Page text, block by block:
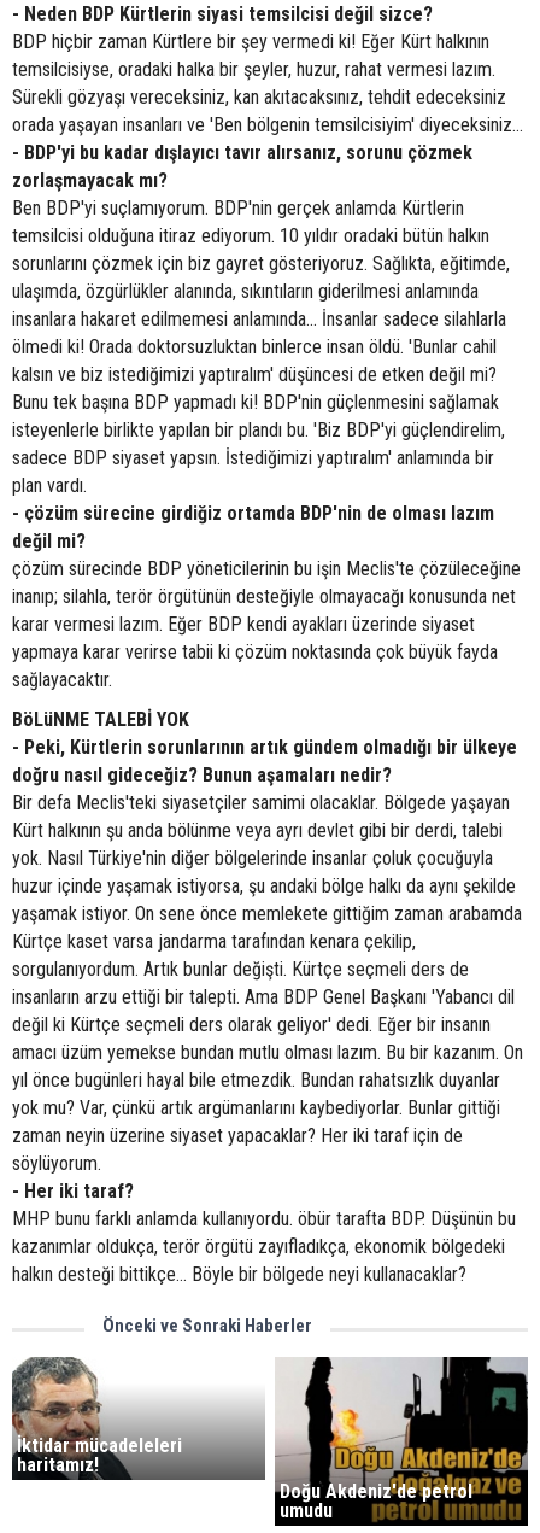
- Neden BDP Kürtlerin siyasi temsilcisi değil sizce?
BDP hiçbir zaman Kürtlere bir şey vermedi ki! Eğer Kürt halkının
temsilcisiyse, oradaki halka bir şeyler, huzur, rahat vermesi lazım.
Sürekli gözyaşı vereceksiniz, kan akıtacaksınız, tehdit edeceksiniz
orada yaşayan insanları ve 'Ben bölgenin temsilcisiyim' diyeceksiniz...
- BDP'yi bu kadar dışlayıcı tavır alırsanız, sorunu çözmek
zorlaşmayacak mı?
Ben BDP'yi suçlamıyorum. BDP'nin gerçek anlamda Kürtlerin
temsilcisi olduğuna itiraz ediyorum. 10 yıldır oradaki bütün halkın
sorunlarını çözmek için biz gayret gösteriyoruz. Sağlıkta, eğitimde,
ulaşımda, özgürlükler alanında, sıkıntıların giderilmesi anlamında
insanlara hakaret edilmemesi anlamında... İnsanlar sadece silahlarla
ölmedi ki! Orada doktorsuzluktan binlerce insan öldü. 'Bunlar cahil
kalsın ve biz istediğimizi yaptıralım' düşüncesi de etken değil mi?
Bunu tek başına BDP yapmadı ki! BDP'nin güçlenmesini sağlamak
isteyenlerle birlikte yapılan bir plandı bu. 'Biz BDP'yi güçlendirelim,
sadece BDP siyaset yapsın. İstediğimizi yaptıralım' anlamında bir
plan vardı.
- çözüm sürecine girdiğiz ortamda BDP'nin de olması lazım
değil mi?
çözüm sürecinde BDP yöneticilerinin bu işin Meclis'te çözüleceğine
inanıp; silahla, terör örgütünün desteğiyle olmayacağı konusunda net
karar vermesi lazım. Eğer BDP kendi ayakları üzerinde siyaset
yapmaya karar verirse tabii ki çözüm noktasında çok büyük fayda
sağlayacaktır.
BöLüNME TALEBİ YOK
- Peki, Kürtlerin sorunlarının artık gündem olmadığı bir ülkeye
doğru nasıl gideceğiz? Bunun aşamaları nedir?
Bir defa Meclis'teki siyasetçiler samimi olacaklar. Bölgede yaşayan
Kürt halkının şu anda bölünme veya ayrı devlet gibi bir derdi, talebi
yok. Nasıl Türkiye'nin diğer bölgelerinde insanlar çoluk çocuğuyla
huzur içinde yaşamak istiyorsa, şu andaki bölge halkı da aynı şekilde
yaşamak istiyor. On sene önce memlekete gittiğim zaman arabamda
Kürtçe kaset varsa jandarma tarafından kenara çekilip,
sorgulanıyordum. Artık bunlar değişti. Kürtçe seçmeli ders de
insanların arzu ettiği bir talepti. Ama BDP Genel Başkanı 'Yabancı dil
değil ki Kürtçe seçmeli ders olarak geliyor' dedi. Eğer bir insanın
amacı üzüm yemekse bundan mutlu olması lazım. Bu bir kazanım. On
yıl önce bugünleri hayal bile etmezdik. Bundan rahatsızlık duyanlar
yok mu? Var, çünkü artık argümanlarını kaybediyorlar. Bunlar gittiği
zaman neyin üzerine siyaset yapacaklar? Her iki taraf için de
söylüyorum.
- Her iki taraf?
MHP bunu farklı anlamda kullanıyordu. öbür tarafta BDP. Düşünün bu
kazanımlar oldukça, terör örgütü zayıfladıkça, ekonomik bölgedeki
halkın desteği bittikçe... Böyle bir bölgede neyi kullanacaklar?
Önceki ve Sonraki Haberler
İktidar mücadeleleri
haritamız!
Doğu Akdeniz'de petrol
umudu